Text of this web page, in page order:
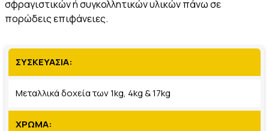
σφραγιστικών ή συγκολλητικών υλικών πάνω σε
πορώδεις επιφάνειες.
ΣΥΣΚΕΥΑΣΙΑ:
Μεταλλικά δοχεία των 1kg, 4kg & 17kg
ΧΡΩΜΑ: